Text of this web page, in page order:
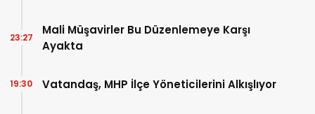
Mali Müşavirler Bu Düzenlemeye Karşı
Ayakta
23:27
Vatandaş, MHP İlçe Yöneticilerini Alkışlıyor
19:30